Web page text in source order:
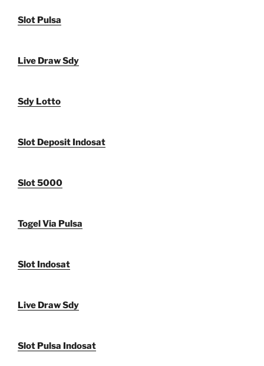
Slot Pulsa
Live Draw Sdy
Sdy Lotto
Slot Deposit Indosat
Slot 5000
Togel Via Pulsa
Slot Indosat
Live Draw Sdy
Slot Pulsa Indosat